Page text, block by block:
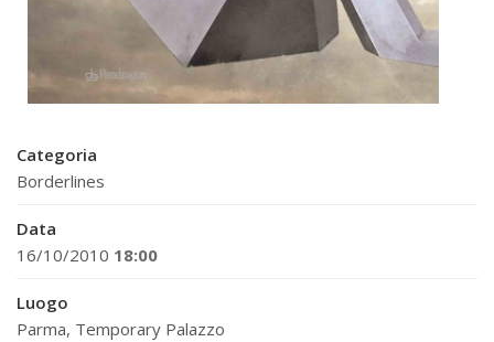
Categoria
Borderlines
Data
16/10/2010 18:00
Luogo
Parma, Temporary Palazzo